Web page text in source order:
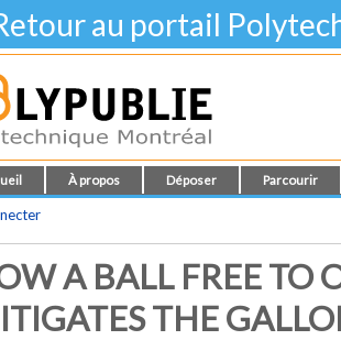
au portail
À propos Déposer Parcourir
A BALL FREE TO
THE